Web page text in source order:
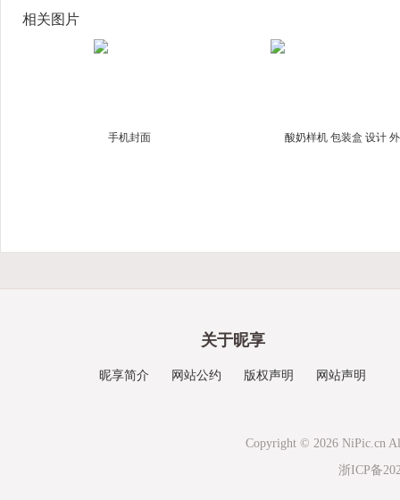
相关图片
关于昵享
昵享简介 网站公约 版权声明 网站声明
Copyright © 2026 NiPic.cn
浙ICP备